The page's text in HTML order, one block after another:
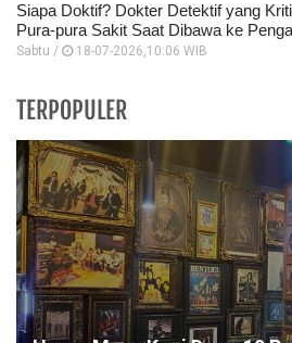
Siapa Doktif? Dokter Detektif yang
Pura-pura Sakit Saat Dibawa ke
Sabtu / 18-07-2026,10:06 WIB
TERPOPULER